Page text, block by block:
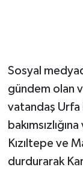
​Sosyal
gündem olan
vatandaş Urfa
Kızıltepe ve
durdurarak